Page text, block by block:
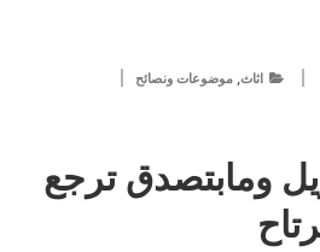
اثاث, موضوعات ونصائح
ومابتصدق ترجع